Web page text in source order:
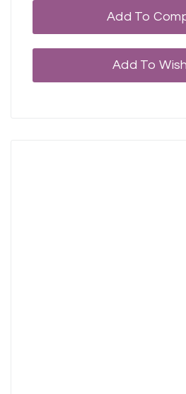
Add To
Add To